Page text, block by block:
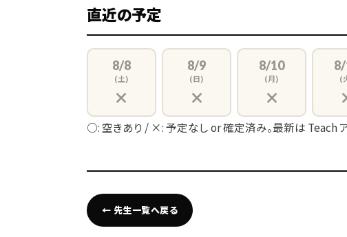
直近の予定
8/8
(土)
×
8/9
(日)
×
8/10
(月)
×
(
○: 空きあり / ×: 予定なし or 確定済み。最新は Teach
← 先生一覧へ戻る